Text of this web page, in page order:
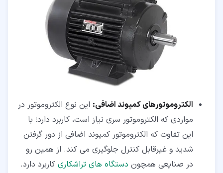
الکتروموتورهای کمپوند اضافی: این نوع الکتروموتور در
مواردی که الکتروموتور سری نیاز است، کاربرد دارد؛ با
این تفاوت که الکتروموتور کمپوند اضافی از دور گرفتن
شدید و غیرقابل کنترل جلوگیری می کند. از همین رو
در صنایعی همچون دستگاه های تراشکاری کاربرد دارد.